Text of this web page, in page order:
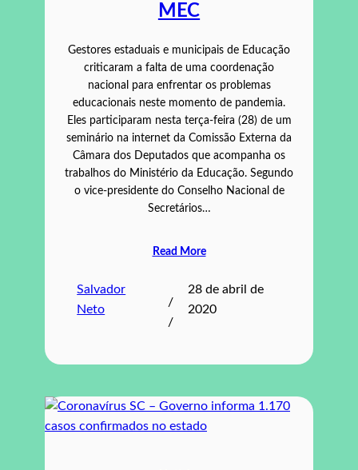
MEC
Gestores estaduais e municipais de Educação
criticaram a falta de uma coordenação
nacional para enfrentar os problemas
educacionais neste momento de pandemia.
Eles participaram nesta terça-feira (28) de um
seminário na internet da Comissão Externa da
Câmara dos Deputados que acompanha os
trabalhos do Ministério da Educação. Segundo
o vice-presidente do Conselho Nacional de
Secretários…
Read More
Salvador
Neto
/
/
28 de abril de
2020